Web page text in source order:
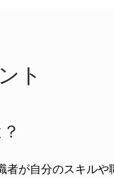
ト
者が自分のスキルや